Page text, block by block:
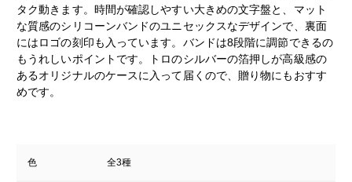
タク動きます。時間が確認しやすい大きめの文字盤と、マット
な質感のシリコーンバンドのユニセックスなデザインで、裏面
にはロゴの刻印も入っています。バンドは8段階に調節できるの
もうれしいポイントです。トロのシルバーの箔押しが高級感の
あるオリジナルのケースに入って届くので、贈り物にもおすす
めです。
色 全3種